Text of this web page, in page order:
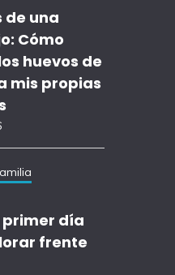
de una
Cómo
huevos de
mis propias
primer día
frente